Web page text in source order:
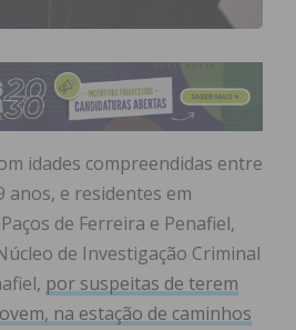
idades compreendidas entre
anos, e residentes em
de Ferreira e Penafiel,
de Investigação Criminal
por suspeitas de terem
na estação de caminhos